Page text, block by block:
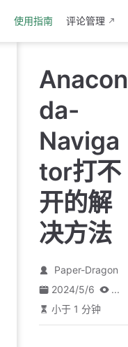
使用指南 评论管理
Anacon
da-
Naviga
tor打不
开的解
决方法
Paper-Dragon
2024/5/6
...
小于 1 分钟